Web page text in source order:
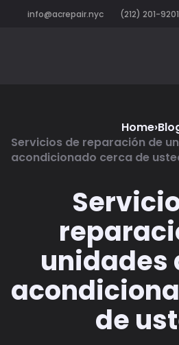
info@acrepair.nyc (212) 201-9201
Home›
Servicios de reparación de
acondicionado cerca de
unidades
de